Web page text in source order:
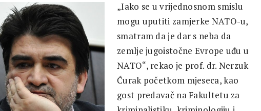
Research
„Iako se u vrijednosnom smislu
mogu uputiti zamjerke NATO-u,
smatram da je dar s neba da
zemlje jugoistočne Evrope uđu u
NATO“, rekao je prof. dr. Nerzuk
Ćurak početkom mjeseca, kao
gost predavač na Fakultetu za